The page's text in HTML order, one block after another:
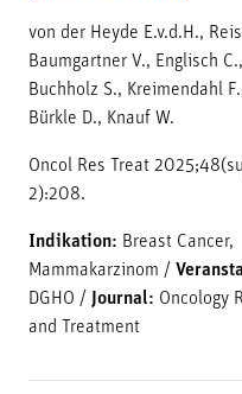
von der Heyde E.v.d.H.,
Baumgartner V., Englisch
Buchholz S., Kreimendahl
Bürkle D., Knauf W.
Oncol Res Treat
2):208.
Indikation: Breast Cancer,
Mammakarzinom /
DGHO / Journal: Oncology
and Treatment